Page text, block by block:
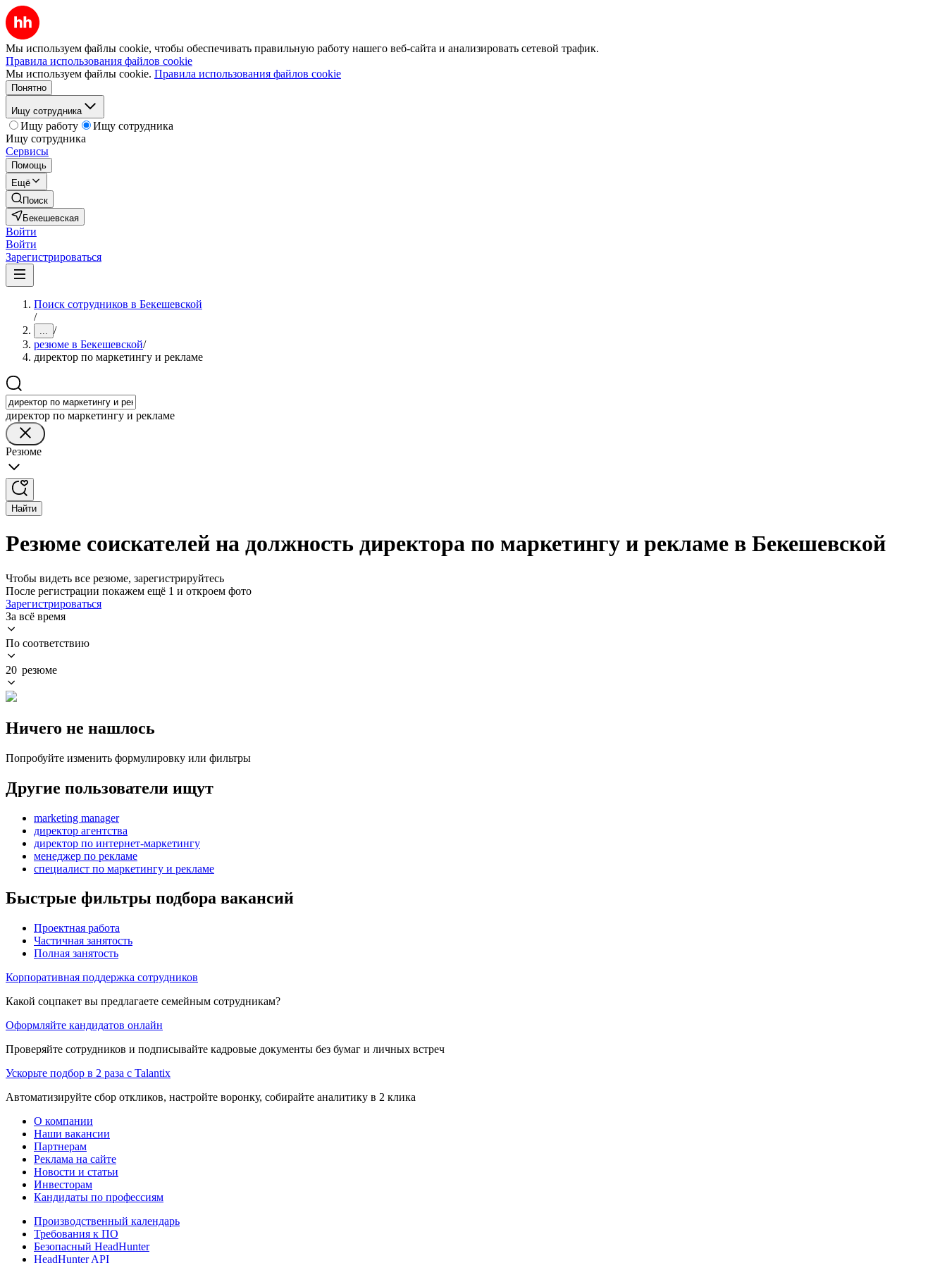
Мы используем файлы cookie, чтобы обеспечивать правильную работу нашего веб-сайта и анализировать сетевой трафик.
Правила использования файлов cookie
Мы используем файлы cookie. Правила использования файлов cookie
Понятно
Ищу сотрудника
Ищу работу
Ищу сотрудника
Ищу сотрудника
Сервисы
Помощь
Ещё
Поиск
Бекешевская
Войти
Войти
Зарегистрироваться
Поиск сотрудников в Бекешевской
/
... /
резюме в Бекешевской/
директор по маркетингу и рекламе
директор по маркетингу и рекламе
Резюме
Найти
Резюме соискателей на должность директора по маркетингу и рекламе в Бекешевской
Чтобы видеть все резюме, зарегистрируйтесь
После регистрации покажем ещё 1 и откроем фото
Зарегистрироваться
За всё время
По соответствию
20 резюме
Ничего не нашлось
Попробуйте изменить формулировку или фильтры
Другие пользователи ищут
marketing manager
директор агентства
директор по интернет-маркетингу
менеджер по рекламе
специалист по маркетингу и рекламе
Быстрые фильтры подбора вакансий
Проектная работа
Частичная занятость
Полная занятость
Корпоративная поддержка сотрудников
Какой соцпакет вы предлагаете семейным сотрудникам?
Оформляйте кандидатов онлайн
Проверяйте сотрудников и подписывайте кадровые документы без бумаг и личных встреч
Ускорьте подбор в 2 раза с Talantix
Автоматизируйте сбор откликов, настройте воронку, собирайте аналитику в 2 клика
О компании
Наши вакансии
Партнерам
Реклама на сайте
Новости и статьи
Инвесторам
Кандидаты по профессиям
Производственный календарь
Требования к ПО
Безопасный HeadHunter
HeadHunter API